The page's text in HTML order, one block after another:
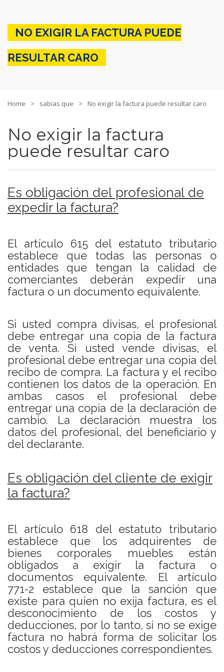
NO EXIGIR LA FACTURA PUEDE
RESULTAR CARO
Home sabias que No exigir la factura puede resultar caro
No exigir la factura
puede resultar caro
Es obligación del profesional de
expedir la factura?
El artículo 615 del estatuto tributario
establece que todas las personas o
entidades que tengan la calidad de
comerciantes deberán expedir una
factura o un documento equivalente.
Si usted compra divisas, el profesional
debe entregar una copia de la factura
de venta. Si usted vende divisas, el
profesional debe entregar una copia del
recibo de compra. La factura y el recibo
contienen los datos de la operación. En
ambas casos el profesional debe
entregar una copia de la declaración de
cambio. La declaración muestra los
datos del profesional, del beneficiario y
del declarante.
Es obligación del cliente de exigir
la factura?
El artículo 618 del estatuto tributario
establece que los adquirentes de
bienes corporales muebles están
obligados a exigir la factura o
documentos equivalente. El artículo
771-2 establece que la sanción que
existe para quien no exija factura, es el
desconocimiento de los costos y
deducciones, por lo tanto, si no se exige
factura no habrá forma de solicitar los
costos y deducciones correspondientes.